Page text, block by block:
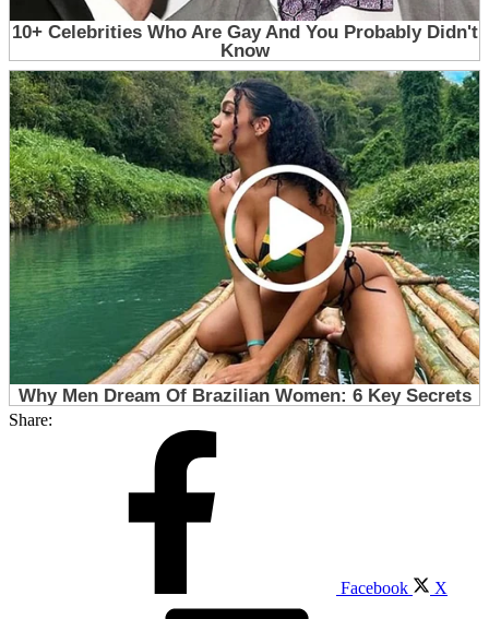
Share:
Facebook X